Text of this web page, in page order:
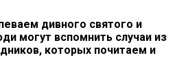
дивного святого и
могут вспомнить случаи из
которых почитаем и